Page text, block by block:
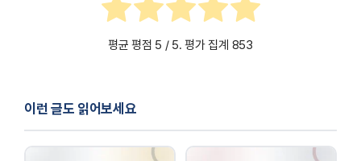
평균 평점 5 / 5. 평가 집계 853
이런 글도 읽어보세요